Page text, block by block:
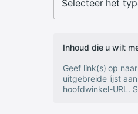
Inhoud die u wilt
Geef link(s) op
uitgebreide lijst
hoofdwinkel-URL.